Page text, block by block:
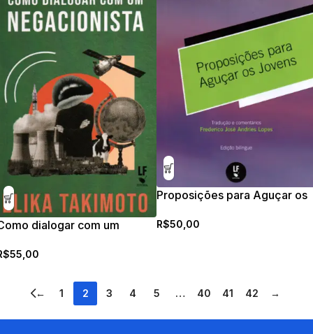
Proposições para Aguçar os
R$50,00
dialogar com um
55,00
← 1 2 3 4 5 … 40 41 42 →